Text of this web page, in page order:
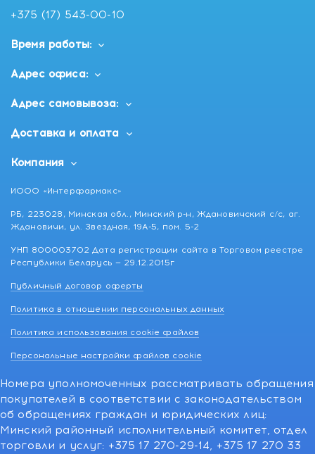
+375 (17) 543-00-10
Время работы:
Адрес офиса:
Адрес самовывоза:
Доставка и оплата
Компания
ИООО «Интерфармакс»
РБ, 223028, Минская обл., Минский р-н, Ждановичский с/с, аг.
Ждановичи, ул. Звездная, 19А-5, пом. 5-2
УНП 800003702 Дата регистрации сайта в Торговом реестре
Республики Беларусь — 29.12.2015г
Публичный договор оферты
Политика в отношении персональных данных
Политика использования cookie файлов
Персональные настройки файлов cookie
Номера уполномоченных рассматривать обращения
покупателей в соответствии с законодательством
об обращениях граждан и юридических лиц:
Минский районный исполнительный комитет, отдел
торговли и услуг: +375 17 270-29-14, +375 17 270 33